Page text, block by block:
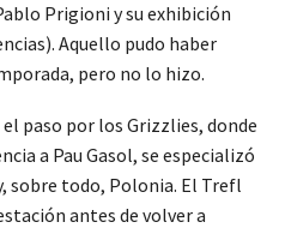
Prigioni y su exhibición
Aquello pudo haber
pero no lo hizo.
paso por los Grizzlies, donde
a Pau Gasol, se especializó
sobre todo, Polonia. El Trefl
antes de volver a